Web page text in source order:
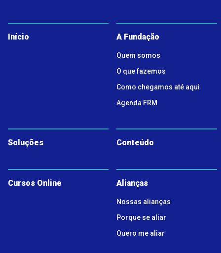
Início A Fundação
Quem somos
O que fazemos
Como chegamos até aqui
Agenda FRM
Soluções Conteúdo
Cursos Online Alianças
Nossas alianças
Porque se aliar
Quero me aliar